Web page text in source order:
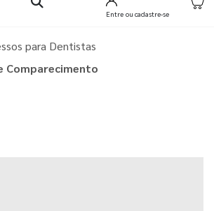
Entre ou cadastre-se
para Dentistas
Comparecimento